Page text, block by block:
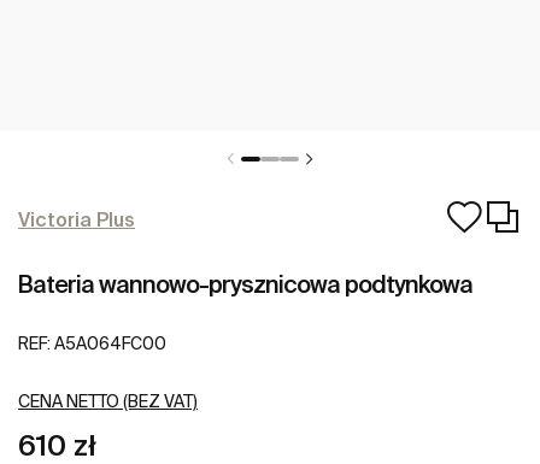
Victoria Plus
Bateria wannowo-prysznicowa podtynkowa
REF: A5A064FC00
CENA NETTO (BEZ VAT)
610 zł